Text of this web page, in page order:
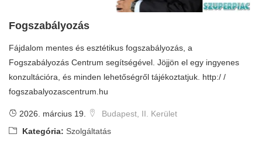
Fogszabályozás
Fájdalom mentes és esztétikus fogszabályozás, a
Fogszabályozás Centrum segítségével. Jöjjön el egy ingyenes
konzultációra, és minden lehetőségről tájékoztatjuk. http:/ /
fogszabalyozascentrum.hu
2026. március 19.
Budapest, II. Kerület
Kategória: Szolgáltatás